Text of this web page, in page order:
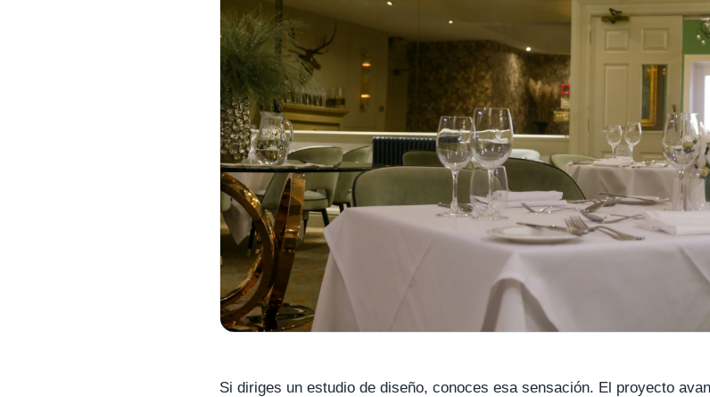
Si diriges un estudio de diseño, conoces esa sensación. El proyecto